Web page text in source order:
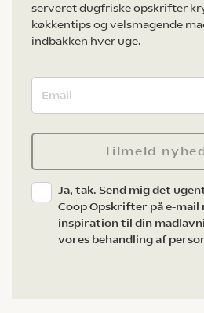
serveret dugfriske opskrifter
køkkentips og velsmagende
indbakken hver uge.
Tilmeld
Ja, tak. Send mig det
Coop Opskrifter på e-mail
inspiration til din
vores behandling af